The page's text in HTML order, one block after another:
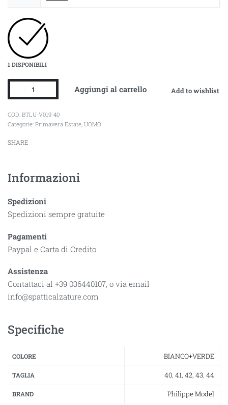
1 DISPONIBILI
Aggiungi al carrello Add to wishlist
BTLU-V019-40
Categorie: Primavera Estate, UOMO
SHARE
Informazioni
Spedizioni
Spedizioni sempre gratuite
Pagamenti
Paypal e Carta di Credito
Assistenza
Contattaci al +39 036440107, o via email
info@spatticalzature.com
Specifiche
COLORE BIANCO+VERDE
TAGLIA 40, 41, 42, 43, 44
BRAND Philippe Model